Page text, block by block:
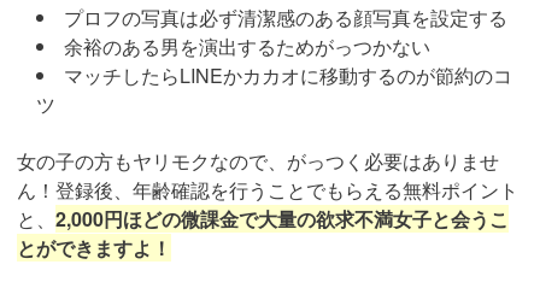
PCMAXは匿名性の高い出会い系アプリで、「彼氏持ち・
人妻」など絶対に身バレしたくないけれど、パートナーと
のセックスに不満がある女性会員の登録が急増中！
登録している女性が多いため 身体の相性が最重要！
フィーリングが合えば即ホテルに行く流れが珍しくありま
せん。